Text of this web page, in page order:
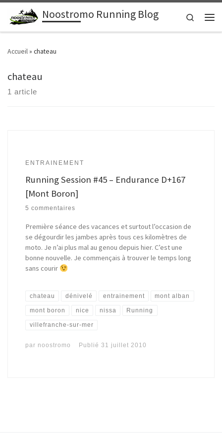
Passer au contenuNoostromo Running Blog
Search
Accueil» chateau
chateau
1 article
ENTRAINEMENT
Running Session #45 – Endurance D+167
[Mont Boron]
5 commentaires
Première séance des vacances et surtout l’occasion de
se dégourdir les jambes après tous ces kilomètres de
moto. Je n’ai plus mal au genou depuis hier. C’est une
bonne nouvelle. Je commençais à trouver le temps long
sans courir
chateau dénivelé entrainement mont alban
mont boron nice nissa Running
villefranche-sur-mer
par noostromo Publié31 juillet 2010